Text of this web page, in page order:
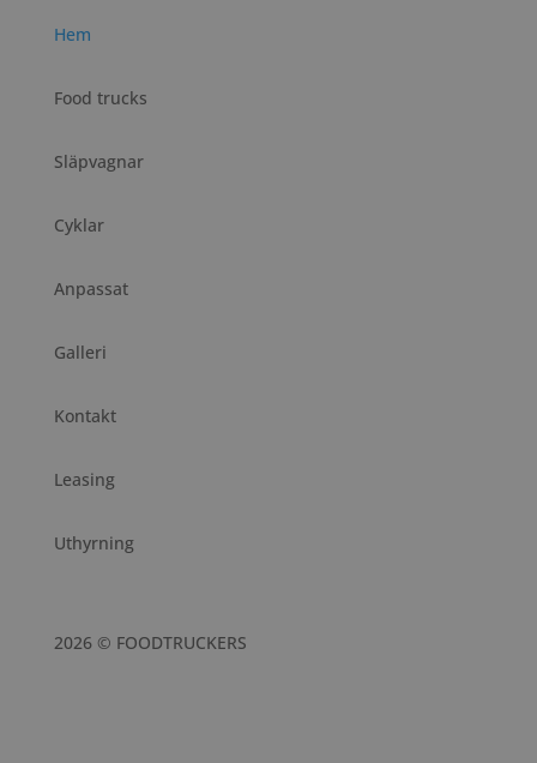
Hem
Food trucks
Släpvagnar
Cyklar
Anpassat
Galleri
Kontakt
Leasing
Uthyrning
2026 © FOODTRUCKERS